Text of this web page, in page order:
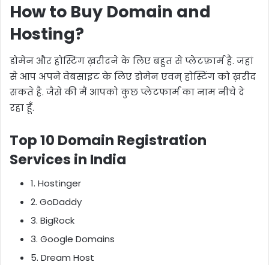
How to Buy Domain and
Hosting?
डोमेन और होस्टिंग ख़रीदने के लिए बहुत से प्लेटफ़ार्म है. जहां
से आप अपने वेबसाइट के लिए डोमेन एवम् होस्टिंग को ख़रीद
सकते है. जैसे की मैं आपको कुछ प्लेटफार्म का नाम नीचे दे
रहा हूँ.
Top 10 Domain Registration
Services in India
1. Hostinger
2. GoDaddy
3. BigRock
3. Google Domains
5. Dream Host